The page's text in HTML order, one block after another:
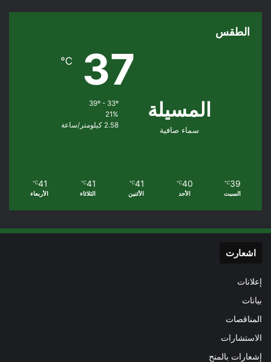
الطقس
المسيلة
سماء صافية
37
℃
39º - 33º
21%
2.58 كيلومتر/ساعة
39
℃
السبت
40
℃
الأحد
41
℃
الأثنين
41
℃
الثلاثاء
41
℃
الأربعاء
اشعارت
إعلانات
بيانات
المناقصات
الاستشارات
إشعارات بالمنح